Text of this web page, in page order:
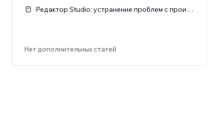
Редактор Studio: устранение проблем с производительностью в редакторе
Нет дополнительных статей